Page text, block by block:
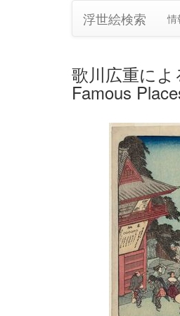
浮世絵検索 情
歌川広重によ
Famous